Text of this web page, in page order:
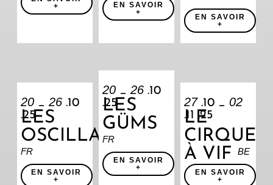
+
EN SAVOIR
+
EN SAVOIR
+
20 _26 .10
.25
LES
OSCILLANTES
FR
EN SAVOIR
+
20 _26 .10
.25
LES
GÜMS
FR
EN SAVOIR
+
27 .10 _ 02
.11 .25
LE
CIRQUE
À VIFBE
EN SAVOIR
+